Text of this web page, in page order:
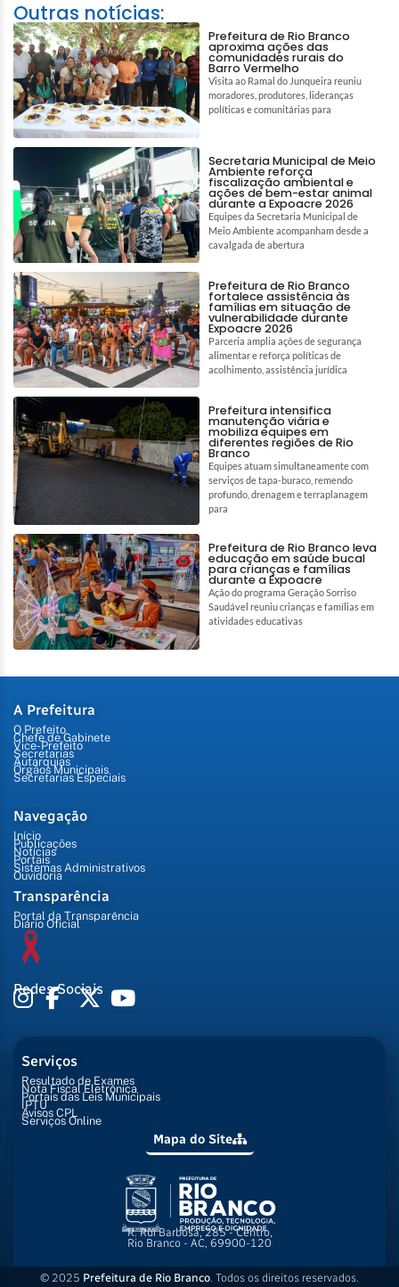
Outras notícias:
Prefeitura de Rio Branco
aproxima ações das
comunidades rurais do
Barro Vermelho
Visita ao Ramal do Junqueira reuniu
moradores, produtores, lideranças
políticas e comunitárias para
Secretaria Municipal de Meio
Ambiente reforça
fiscalização ambiental e
ações de bem-estar animal
durante a Expoacre 2026
Equipes da Secretaria Municipal de
Meio Ambiente acompanham desde a
cavalgada de abertura
Prefeitura de Rio Branco
fortalece assistência às
famílias em situação de
vulnerabilidade durante
Expoacre 2026
Parceria amplia ações de segurança
alimentar e reforça políticas de
acolhimento, assistência jurídica
Prefeitura intensifica
manutenção viária e
mobiliza equipes em
diferentes regiões de Rio
Branco
Equipes atuam simultaneamente com
serviços de tapa-buraco, remendo
profundo, drenagem e terraplanagem
para
Prefeitura de Rio Branco leva
educação em saúde bucal
para crianças e famílias
durante a Expoacre
Ação do programa Geração Sorriso
Saudável reuniu crianças e famílias em
atividades educativas
A Prefeitura
O Prefeito
Chefe de Gabinete
Vice-Prefeito
Secretarias
Autarquias
Órgãos Municipais
Secretarias Especiais
Navegação
Início
Publicações
Notícias
Portais
Sistemas Administrativos
Ouvidoria
Transparência
Portal da Transparência
Diário Oficial
Redes Sociais
Serviços
Resultado de Exames
Nota Fiscal Eletrônica
Portais das Leis Municipais
IPTU
Avisos CPL
Serviços Online
Mapa do Site
R. Rui Barbosa, 285 - Centro,
Rio Branco - AC, 69900-120
© 2025 Prefeitura de Rio Branco . Todos os direitos reservados.